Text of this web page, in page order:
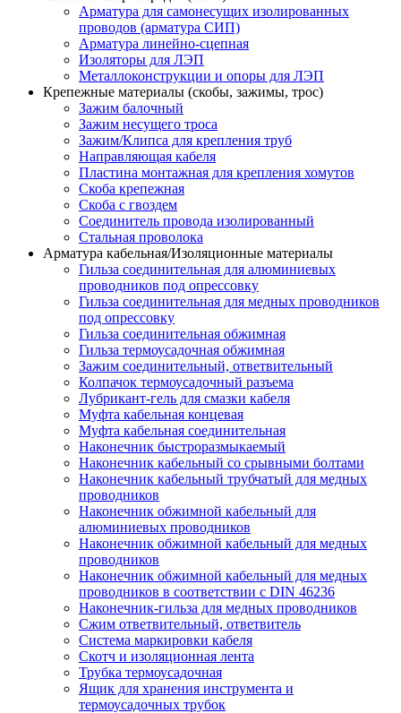
Арматура для самонесущих изолированных
проводов (арматура СИП)
Арматура линейно-сцепная
Изоляторы для ЛЭП
Металлоконструкции и опоры для ЛЭП
Крепежные материалы (скобы, зажимы, трос)
Зажим балочный
Зажим несущего троса
Зажим/Клипса для крепления труб
Направляющая кабеля
Пластина монтажная для крепления хомутов
Скоба крепежная
Скоба с гвоздем
Соединитель провода изолированный
Стальная проволока
Арматура кабельная/Изоляционные материалы
Гильза соединительная для алюминиевых
проводников под опрессовку
Гильза соединительная для медных проводников
под опрессовку
Гильза соединительная обжимная
Гильза термоусадочная обжимная
Зажим соединительный, ответвительный
Колпачок термоусадочный разъема
Лубрикант-гель для смазки кабеля
Муфта кабельная концевая
Муфта кабельная соединительная
Наконечник быстроразмыкаемый
Наконечник кабельный со срывными болтами
Наконечник кабельный трубчатый для медных
проводников
Наконечник обжимной кабельный для
алюминиевых проводников
Наконечник обжимной кабельный для медных
проводников
Наконечник обжимной кабельный для медных
проводников в соответствии с DIN 46236
Наконечник-гильза для медных проводников
Сжим ответвительный, ответвитель
Система маркировки кабеля
Скотч и изоляционная лента
Трубка термоусадочная
Ящик для хранения инструмента и
термоусадочных трубок